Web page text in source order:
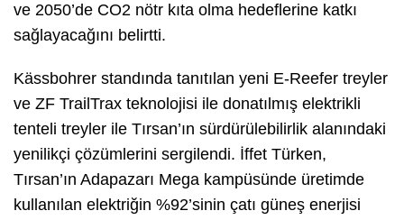
ve 2050’de CO2 nötr kıta olma hedeflerine katkı
sağlayacağını belirtti.
Kässbohrer standında tanıtılan yeni E-Reefer treyler
ve ZF TrailTrax teknolojisi ile donatılmış elektrikli
tenteli treyler ile Tırsan’ın sürdürülebilirlik alanındaki
yenilikçi çözümlerini sergilendi. İffet Türken,
Tırsan’ın Adapazarı Mega kampüsünde üretimde
kullanılan elektriğin %92’sinin çatı güneş enerjisi